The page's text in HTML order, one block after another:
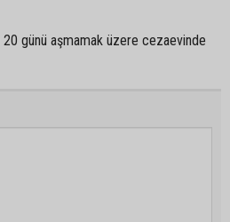
20 günü aşmamak üzere cezaevinde